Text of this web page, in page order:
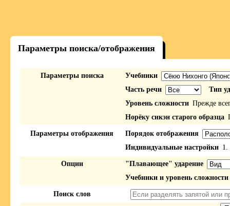
Параметры поиска/отображения
Параметры поиска
Учебники
Часть речи
Тип
Уровень сложности Прежде
Норёку сикэн старого образца
Параметры отображения
Порядок отображения
Индивидуальные настройки 1.
Опции
"Плавающее" ударение
Учебники и уровень сложности
Поиск слов